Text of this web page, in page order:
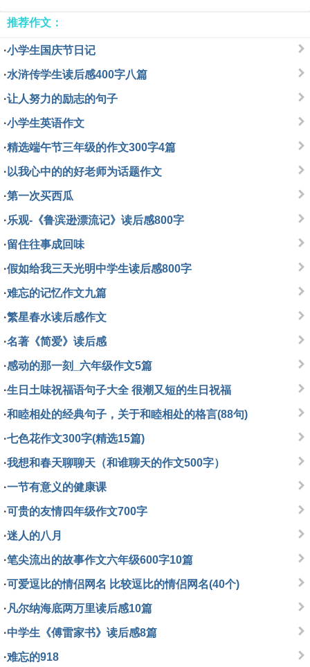
推荐作文：
·小学生国庆节日记
·水浒传学生读后感400字八篇
·让人努力的励志的句子
·小学生英语作文
·精选端午节三年级的作文300字4篇
· 以我心中的的好老师为话题作文
·第一次买西瓜
·乐观-《鲁滨逊漂流记》读后感800字
·留住往事成回味
·假如给我三天光明中学生读后感800字
·难忘的记忆作文九篇
·繁星春水读后感作文
·名著《简爱》读后感
·感动的那一刻_六年级作文5篇
·生日土味祝福语句子大全 很潮又短的生日祝福
·和睦相处的经典句子，关于和睦相处的格言(88句)
·七色花作文300字(精选15篇)
·我想和春天聊聊天（和谁聊天的作文500字）
·一节有意义的健康课
·可贵的友情四年级作文700字
·迷人的八月
·笔尖流出的故事作文六年级600字10篇
·可爱逗比的情侣网名 比较逗比的情侣网名(40个)
· 凡尔纳海底两万里读后感10篇
·中学生《傅雷家书》读后感8篇
·难忘的918